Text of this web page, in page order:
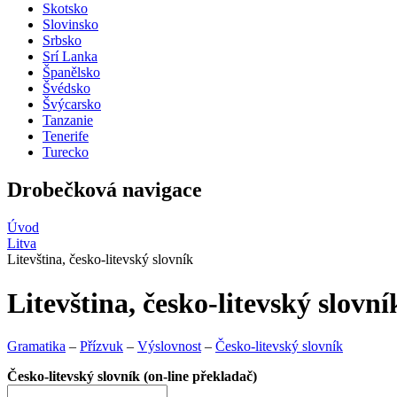
Skotsko
Slovinsko
Srbsko
Srí Lanka
Španělsko
Švédsko
Švýcarsko
Tanzanie
Tenerife
Turecko
Drobečková navigace
Úvod
Litva
Litevština, česko-litevský slovník
Litevština, česko-litevský
Gramatika – Přízvuk – Výslovnost – Česko-litevský slovník
Česko-litevský slovník (on-line překladač)